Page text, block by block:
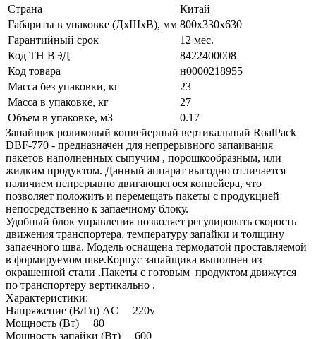
Страна
Китай
Габариты в упаковке (ДхШхВ), мм 800х330х630
Гарантийный срок
12 мес.
Код ТН ВЭД
8422400008
Код товара
н0000218955
Масса без упаковки, кг
23
Масса в упаковке, кг
27
Объем в упаковке, м3
0.17
Запайщик роликовый конвейерный вертикальный RoalPack
DBF-770 - предназначен для непрерывного запаивания
пакетов наполненных сыпучим , порошкообразным, или
жидким продуктом. Данный аппарат выгодно отличается
наличием непрерывно двигающегося конвейера, что
позволяет положить и перемещать пакеты с продукцией
непосредственно к запаечному блоку.
Удобный блок управления позволяет регулировать скорость
движения транспортера, температуру запайки и толщину
запаечного шва. Модель оснащена термодатой проставляемой
в формируемом шве.Корпус запайщика выполнен из
окрашенной стали .Пакеты с готовым продуктом движутся
по транспортеру вертикально .
Характеристики:
Напряжение (В/Гц) AC 220v
Мощность (Вт) 80
Мощность запайки (Вт) 600